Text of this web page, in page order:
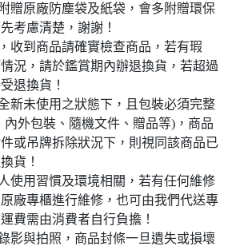
贈原廠防塵袋及紙袋，會多附贈環保
考慮清楚，謝謝！
收到商品請確實檢查商品，若有瑕
況，請於鑑賞期內辦退換貨，若超過
退換貨！
新未使用之狀態下，且包裝必須完整
外包裝、隨機文件、贈品等)，商品
或吊牌拆除狀況下，則視同該商品已
貨！
使用習慣及環境相關，若有任何維修
廠專櫃進行維修，也可由我們代送專
費需由消費者自行負擔！
影與拍照，商品封條一旦遺失或損壞